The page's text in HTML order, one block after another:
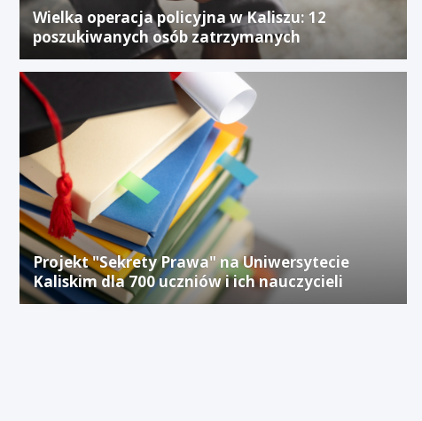
Wielka operacja policyjna w Kaliszu: 12
poszukiwanych osób zatrzymanych
Projekt "Sekrety Prawa" na Uniwersytecie
Kaliskim dla 700 uczniów i ich nauczycieli